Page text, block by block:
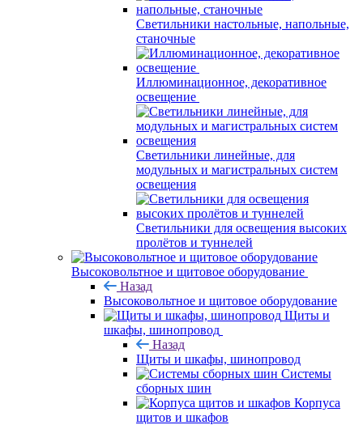
Светильники настольные, напольные,
станочные
Иллюминационное, декоративное
освещение
Светильники линейные, для
модульных и магистральных систем
освещения
Светильники для освещения высоких
пролётов и туннелей
Высоковольтное и щитовое оборудование
Назад
Высоковольтное и щитовое оборудование
Щиты и
шкафы, шинопровод
Назад
Щиты и шкафы, шинопровод
Системы
сборных шин
Корпуса
щитов и шкафов